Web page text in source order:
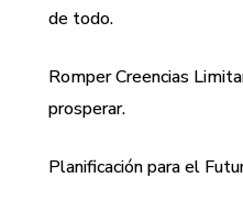
de todo.
Romper Creencias
prosperar.
Planificación para el